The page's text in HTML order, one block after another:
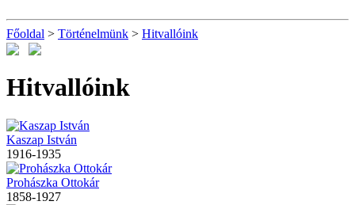
Főoldal > Történelmünk > Hitvallóink
Hitvallóink
Kaszap István
1916-1935
Prohászka Ottokár
1858-1927